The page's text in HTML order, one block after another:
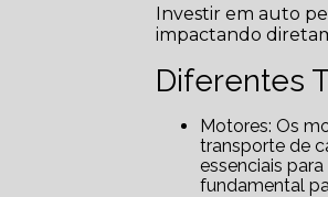
Investir em auto
impactando
Diferentes
Motores: Os motores são o coração dos caminhões e asseguram a potência necessária para o
transporte de
essenciais
fundamental